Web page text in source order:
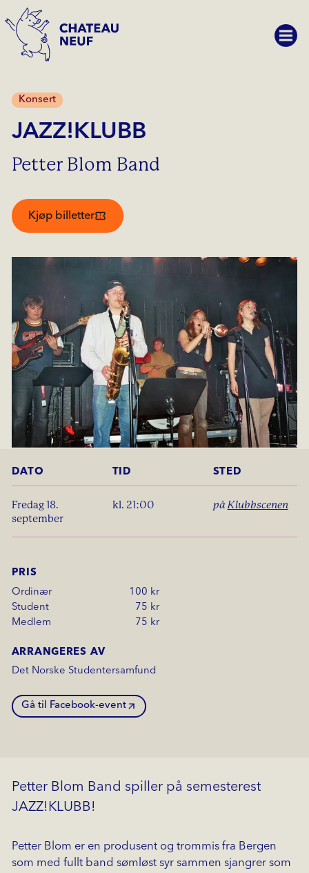
Konsert
JAZZ!KLUBB
Petter Blom Band
Kjøp billetter
PRIS
Ordinær
100 kr
Student
75 kr
Medlem
75 kr
ARRANGERES AV
Det Norske Studentersamfund
Gå til Facebook-event
DATO TID STED
fredag 18.
september
kl. 21:00 på Klubbscenen
Petter Blom Band spiller på semesterest
JAZZ!KLUBB!
Petter Blom er en produsent og trommis fra Bergen
som med fullt band sømløst syr sammen sjangrer som